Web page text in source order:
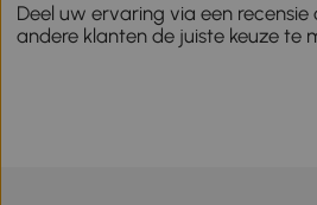
Deel uw ervaring via een recensie
andere klanten de juiste keuze te